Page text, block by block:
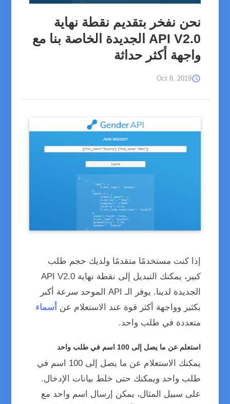
نحن نفخر بتقديم نقطة نهاية
API V2.0 الجديدة الخاصة بنا مع
واجهة أكثر حداثة
schedule
Oct 8, 2019
إذا كنت مستخدمًا متقدمًا ولديك حجم طلب
كبير، يمكنك التبديل إلى نقطة نهاية API V2.0
الجديدة لدينا. يوفر الـ API الموحد سرعة أكبر
بكثير وواجهة أكثر قوة عند الاستعلام عن أسماء
متعددة في طلب واحد.
استعلم عن ما يصل إلى 100 اسم في طلب واحد
يمكنك الاستعلام عن ما يصل إلى 100 اسم في
طلب واحد ويمكنك حتى خلط بيانات الإدخال.
على سبيل المثال، يمكن إرسال اسم واحد مع